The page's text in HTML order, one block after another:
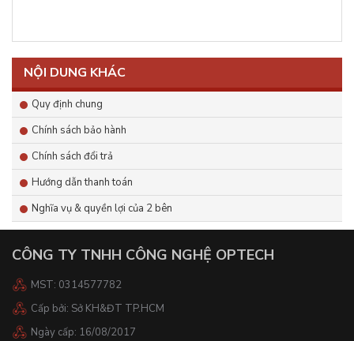
NỘI DUNG KHÁC
Quy định chung
Chính sách bảo hành
Chính sách đổi trả
Hướng dẫn thanh toán
Nghĩa vụ & quyền lợi của 2 bên
CÔNG TY TNHH CÔNG NGHỆ OPTECH
MST: 0314577782
Cấp bởi: Sở KH&ĐT TP.HCM
Ngày cấp: 16/08/2017